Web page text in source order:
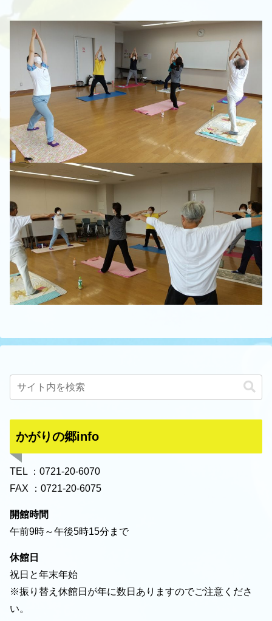
かがりの郷info
TEL ：0721-20-6070
FAX ：0721-20-6075
開館時間
午前9時～午後5時15分まで
休館日
祝日と年末年始
※振り替え休館日が年に数日ありますのでご注意くださ
い。